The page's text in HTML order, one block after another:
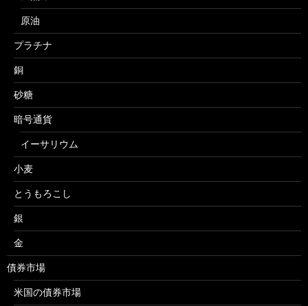
原油
プラチナ
銅
砂糖
暗号通貨
イーサリウム
小麦
とうもろこし
銀
金
債券市場
米国の債券市場